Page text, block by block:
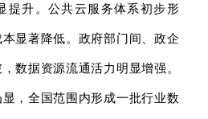
提升。公共云服务体系初步形
显著降低。政府部门间、政企
数据资源流通活力明显增强。
，全国范围内形成一批行业数